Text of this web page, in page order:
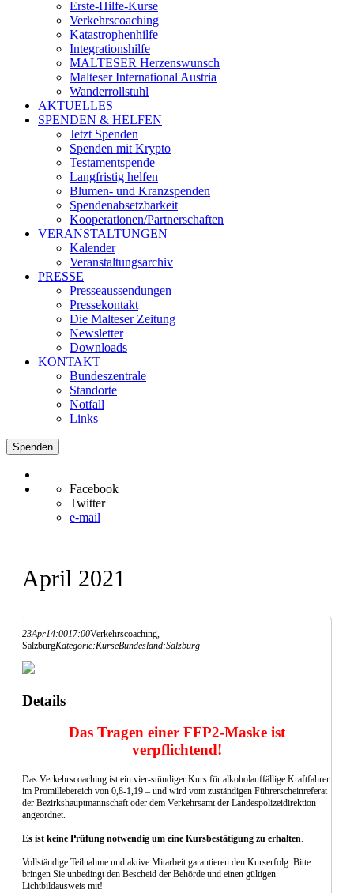
Erste-Hilfe-Kurse
Verkehrscoaching
Katastrophenhilfe
Integrationshilfe
MALTESER Herzenswunsch
Malteser International Austria
Wanderrollstuhl
AKTUELLES
SPENDEN & HELFEN
Jetzt Spenden
Spenden mit Krypto
Testamentspende
Langfristig helfen
Blumen- und Kranzspenden
Spendenabsetzbarkeit
Kooperationen/Partnerschaften
VERANSTALTUNGEN
Kalender
Veranstaltungsarchiv
PRESSE
Presseaussendungen
Pressekontakt
Die Malteser Zeitung
Newsletter
Downloads
KONTAKT
Bundeszentrale
Standorte
Notfall
Links
Spenden
Facebook
Twitter
e-mail
April 2021
23Apr14:0017:00Verkehrscoaching,
SalzburgKategorie:KurseBundesland:Salzburg
Details
Das Tragen einer FFP2-Maske ist
verpflichtend!
Das Verkehrscoaching ist ein vier-stündiger Kurs für alkoholauffällige Kraftfahrer
im Promillebereich von 0,8-1,19 – und wird vom zuständigen Führerscheinreferat
der Bezirkshauptmannschaft oder dem Verkehrsamt der Landespolizeidirektion
angeordnet.
Es ist keine Prüfung notwendig um eine Kursbestätigung zu erhalten.
Vollständige Teilnahme und aktive Mitarbeit garantieren den Kurserfolg. Bitte
bringen Sie unbedingt den Bescheid der Behörde und einen gültigen
Lichtbildausweis mit!